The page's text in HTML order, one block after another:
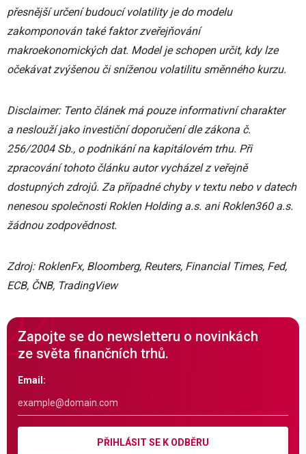
přesnější určení budoucí volatility je do modelu
zakomponován také faktor zveřejňování
makroekonomických dat. Model je schopen určit, kdy lze
očekávat zvýšenou či sníženou volatilitu směnného kurzu.
Disclaimer: Tento článek má pouze informativní charakter
a neslouží jako investiční doporučení dle zákona č.
256/2004 Sb., o podnikání na kapitálovém trhu. Při
zpracování tohoto článku autor vycházel z veřejně
dostupných zdrojů. Za případné chyby v textu nebo v datech
nenesou společnosti Roklen Holding a.s. ani Roklen360 a.s.
žádnou zodpovědnost.
Zdroj: RoklenFx, Bloomberg, Reuters, Financial Times, Fed,
ECB, ČNB, TradingView
Zapojte se do newsletteru o novinkách
ze světa finančních trhů.
Email:
PŘIHLÁSIT SE K ODBĚRU